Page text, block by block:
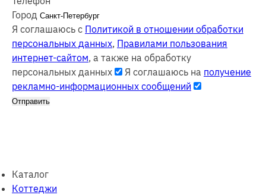
Город
Я соглашаюсь с Политикой в отношении обработки
персональных данных, Правилами пользования
интернет-сайтом, а также на обработку
персональных данных
Я соглашаюсь на получение
рекламно-информационных сообщений
Отправить
Каталог
Коттеджи